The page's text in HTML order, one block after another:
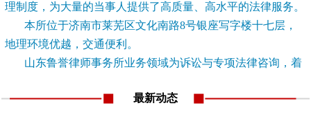
理制度，为大量的当事人提供了高质量、高水平的法律服务。
本所位于济南市莱芜区文化南路8号银座写字楼十七层，
地理环境优越，交通便利。
山东鲁誉律师事务所业务领域为诉讼与专项法律咨询，着
最新动态